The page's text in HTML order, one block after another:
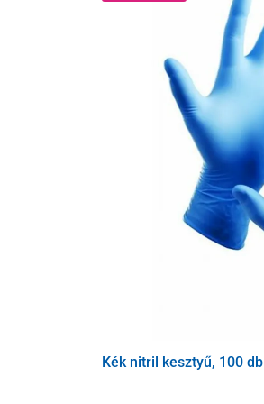
Kék nitril kesztyű, 100 db